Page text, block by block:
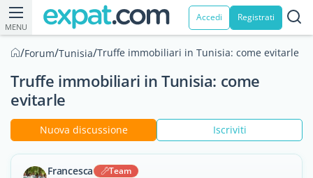
MENU
Accedi Registrati
/Forum/Tunisia/Truffe immobiliari in Tunisia: come evitarle
Truffe immobiliari in Tunisia: come
evitarle
Nuova discussione Iscriviti
Francesca Team